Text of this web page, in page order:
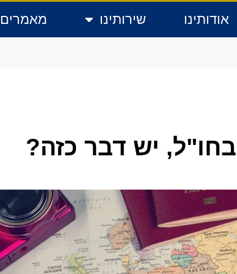
אודותינו שירותינו מאמרים
יש דבר כזה?